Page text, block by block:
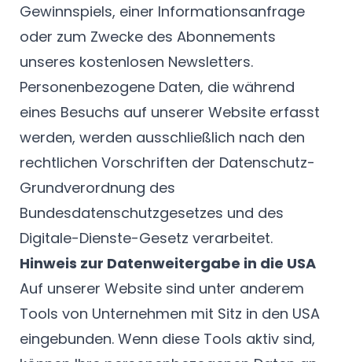
Gewinnspiels, einer Informationsanfrage
oder zum Zwecke des Abonnements
unseres kostenlosen Newsletters.
Personenbezogene Daten, die während
eines Besuchs auf unserer Website erfasst
werden, werden ausschließlich nach den
rechtlichen Vorschriften der Datenschutz-
Grundverordnung des
Bundesdatenschutzgesetzes und des
Digitale-Dienste-Gesetz verarbeitet.
Hinweis zur Datenweitergabe in die USA
Auf unserer Website sind unter anderem
Tools von Unternehmen mit Sitz in den USA
eingebunden. Wenn diese Tools aktiv sind,